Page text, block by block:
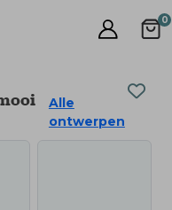
0
Alle
ontwerpen